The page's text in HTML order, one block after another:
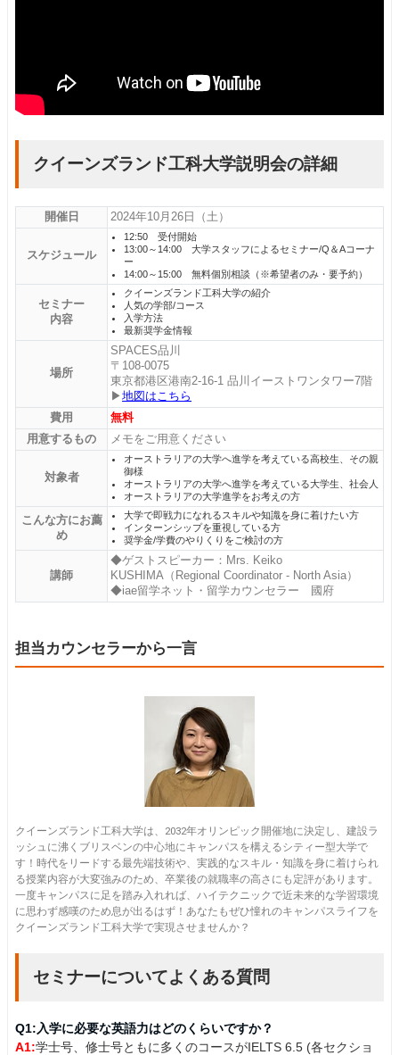
クイーンズランド工科大学説明会の詳細
開催日 2024年10月26日（土）
スケジュール
12:50 受付開始
13:00～14:00 大学スタッフによるセミナー/Q＆Aコーナ
ー
14:00～15:00 無料個別相談（※希望者のみ・要予約）
セミナー
内容
クイーンズランド工科大学の紹介
人気の学部/コース
入学方法
最新奨学金情報
場所
SPACES品川
〒108-0075
東京都港区港南2-16-1 品川イーストワンタワー7階
▶地図はこちら
費用
無料
用意するもの
メモをご用意ください
対象者
オーストラリアの大学へ進学を考えている高校生、その親
御様
オーストラリアの大学へ進学を考えている大学生、社会人
オーストラリアの大学進学をお考えの方
こんな方にお薦
め
大学で即戦力になれるスキルや知識を身に着けたい方
インターンシップを重視している方
奨学金/学費のやりくりをご検討の方
講師
◆ゲストスピーカー：Mrs. Keiko
KUSHIMA（Regional Coordinator - North Asia）
◆iae留学ネット・留学カウンセラー 國府
担当カウンセラーから一言
クイーンズランド工科大学は、2032年オリンピック開催地に決定し、建設ラ
ッシュに沸くブリスベンの中心地にキャンパスを構えるシティー型大学で
す！時代をリードする最先端技術や、実践的なスキル・知識を身に着けられ
る授業内容が大変強みのため、卒業後の就職率の高さにも定評があります。
一度キャンパスに足を踏み入れれば、ハイテクニックで近未来的な学習環境
に思わず感嘆のため息が出るはず！あなたもぜひ憧れのキャンパスライフを
クイーンズランド工科大学で実現させませんか？
セミナーについてよくある質問
Q1:入学に必要な英語力はどのくらいですか？
A1:学士号、修士号ともに多くのコースがIELTS 6.5 (各セクショ